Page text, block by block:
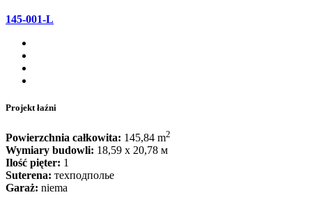
145-001-L
Projekt łaźni
Powierzchnia całkowita: 145,84 m2
Wymiary budowli: 18,59 x 20,78 м
Ilość pięter: 1
Suterena: техподполье
Garaż: niema